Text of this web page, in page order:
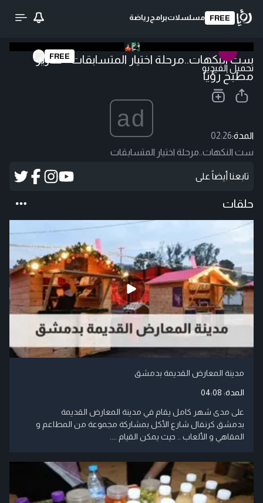
FREE مسلسلاتبرامج رياضة
تحميل الفيديو
FREE
ست النكهات..مرحلة اختيار المتسابقات - تقارير
مطبخ رؤيا
ad
المدة:02:26
ست النكهات..مرحلة اختيار المتسابقات
تابعنا أيضاً على
حلقات
مدينة المعارض القديمة بدمشق
المدة: 04:08
على مدى شهر كامل يقام في مدينة المعارض القديمة
بدمشق كرنفال شارع الأكل بمشاركة مجموعة من المطاعم و
المقاهي و الألعاب .. حيث يمكن القيام ....